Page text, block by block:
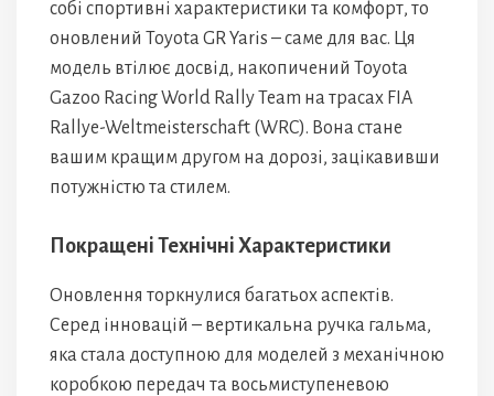
собі спортивні характеристики та комфорт, то
оновлений Toyota GR Yaris – саме для вас. Ця
модель втілює досвід, накопичений Toyota
Gazoo Racing World Rally Team на трасах FIA
Rallye-Weltmeisterschaft (WRC). Вона стане
вашим кращим другом на дорозі, зацікавивши
потужністю та стилем.
Покращені Технічні Характеристики
Оновлення торкнулися багатьох аспектів.
Серед інновацій – вертикальна ручка гальма,
яка стала доступною для моделей з механічною
коробкою передач та восьмиступеневою